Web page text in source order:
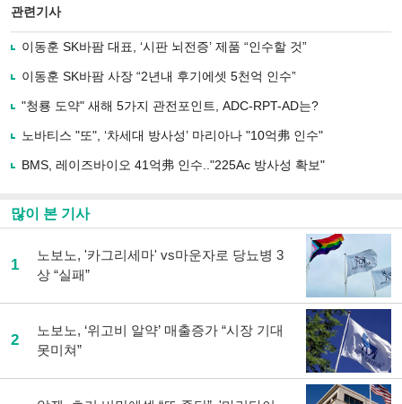
로
기
사
유
기
관련기사
이동훈 SK바팜 대표, ‘시판 뇌전증’ 제품 “인수할 것”
이동훈 SK바팜 사장 “2년내 후기에셋 5천억 인수”
"청룡 도약" 새해 5가지 관전포인트, ADC-RPT-AD는?
노바티스 "또", ‘차세대 방사성’ 마리아나 "10억弗 인수"
BMS, 레이즈바이오 41억弗 인수.."225Ac 방사성 확보"
많이 본 기사
1
노보노, '카그리세마' vs마운자로 당뇨병 3
상 “실패”
2
노보노, ‘위고비 알약’ 매출증가 “시장 기대
못미쳐”